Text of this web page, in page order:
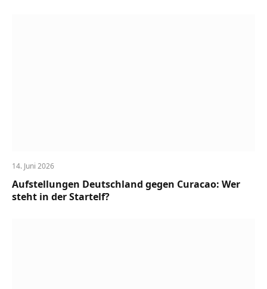
14. Juni 2026
Aufstellungen Deutschland gegen Curacao: Wer
steht in der Startelf?